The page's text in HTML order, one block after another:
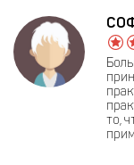
то,